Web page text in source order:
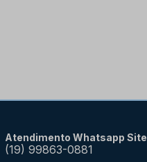
Atendimento Whatsapp Site
(19) 99863-0881